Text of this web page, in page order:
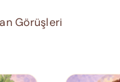
Görüşleri